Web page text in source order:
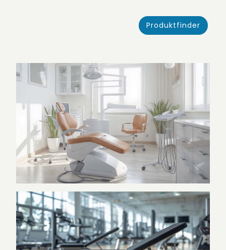
Produktfinder